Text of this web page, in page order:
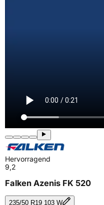
Hervorragend
9,2
Falken Azenis FK 520
235/50 R19 103 W